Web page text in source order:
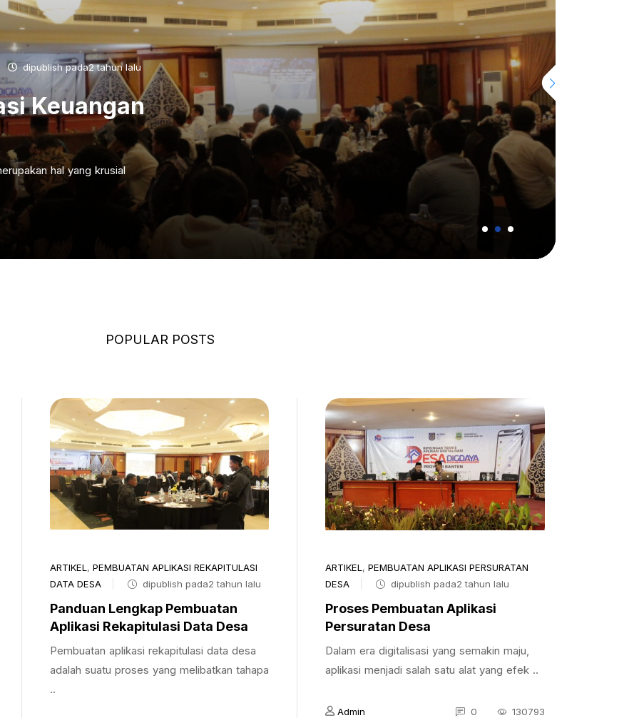
dipublish pada2 tahun lalu
Keuangan
hal yang krusial
POPULAR POSTS
ARTIKEL , PEMBUATAN APLIKASI REKAPITULASI
DATA DESA
dipublish pada2 tahun lalu
Panduan Lengkap Pembuatan
Aplikasi Rekapitulasi Data Desa
Pembuatan aplikasi rekapitulasi data desa
adalah suatu proses yang melibatkan tahapa
..
ARTIKEL , PEMBUATAN APLIKASI PERSURATAN
DESA
dipublish pada2 tahun lalu
Proses Pembuatan Aplikasi
Persuratan Desa
Dalam era digitalisasi yang semakin maju,
aplikasi menjadi salah satu alat yang efek ..
Admin 0 130793